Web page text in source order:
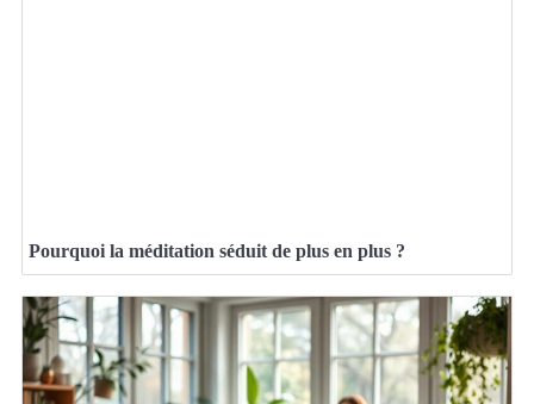
Pourquoi la méditation séduit de plus en plus ?